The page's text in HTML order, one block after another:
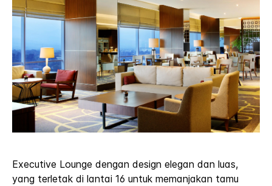
Executive Lounge dengan design elegan dan luas,
yang terletak di lantai 16 untuk memanjakan tamu